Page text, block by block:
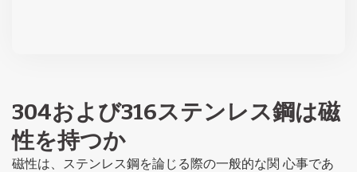
304および316ステンレス鋼は磁
性を持つか
磁性は、ステンレス鋼を論じる際の一般的な関 心事であ